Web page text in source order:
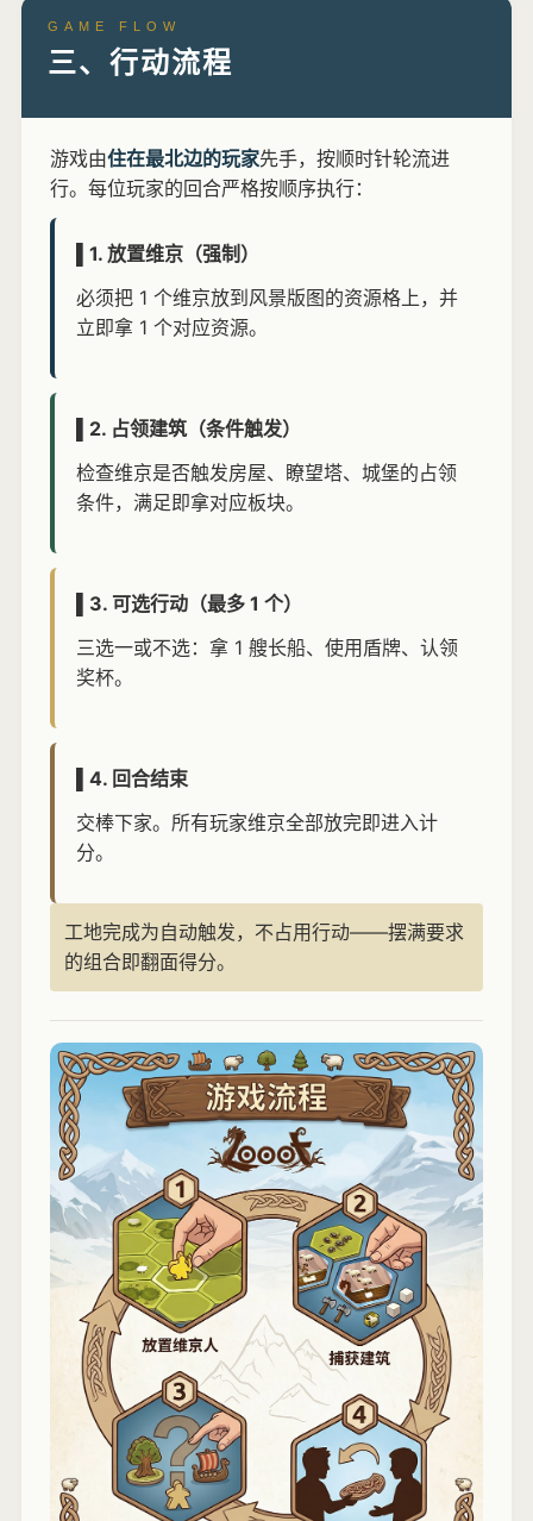
GAME FLOW
三、行动流程
游戏由住在最北边的玩家先手，按顺时针轮流进
行。每位玩家的回合严格按顺序执行：
▌1. 放置维京（强制）
必须把 1 个维京放到风景版图的资源格上，并
立即拿 1 个对应资源。
▌2. 占领建筑（条件触发）
检查维京是否触发房屋、瞭望塔、城堡的占领
条件，满足即拿对应板块。
▌3. 可选行动（最多 1 个）
三选一或不选：拿 1 艘长船、使用盾牌、认领
奖杯。
▌4. 回合结束
交棒下家。所有玩家维京全部放完即进入计
分。
工地完成为自动触发，不占用行动——摆满要求
的组合即翻面得分。